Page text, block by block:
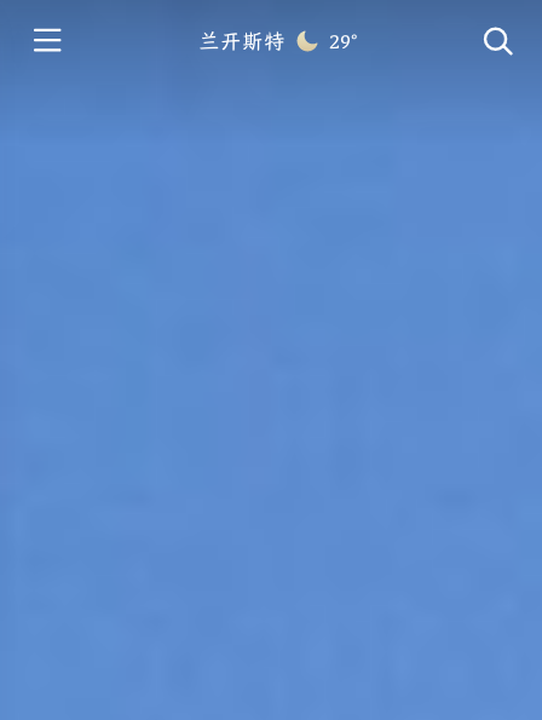
兰开斯特 29°